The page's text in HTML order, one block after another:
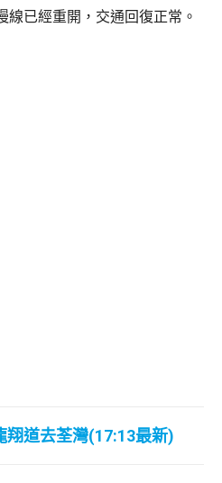
線已經重開，交通回復正常。
翔道去荃灣(17:13最新)